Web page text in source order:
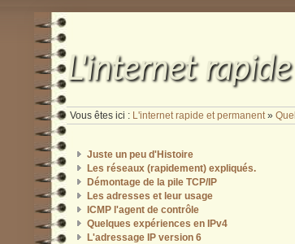
L'internet
Vous êtes ici : L'internet rapide et permanent»
Juste un peu d'Histoire
Les réseaux (rapidement) expliqués.
Démontage de la pile TCP/IP
Les adresses et leur usage
ICMP l'agent de contrôle
Quelques expériences en IPv4
L'adressage IP version 6